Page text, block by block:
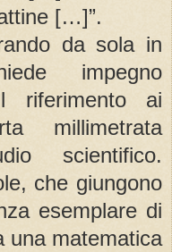
[…]”.
da sola in
impegno
riferimento ai
millimetrata
scientifico.
che giungono
esemplare di
una matematica